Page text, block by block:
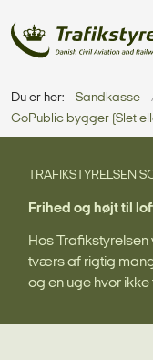
Du er her:
Sandkasse
GoPublic bygger (Slet
TRAFIKSTYRELSEN
Frihed og højt til
Hos
tværs af rigtig
og en uge hvor